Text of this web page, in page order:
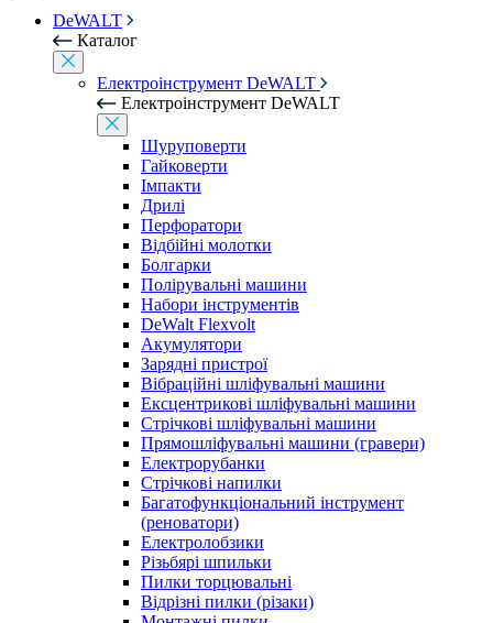
DeWALT
Каталог
Електроінструмент DeWALT
Електроінструмент DeWALT
Шуруповерти
Гайковерти
Імпакти
Дрилі
Перфоратори
Відбійні молотки
Болгарки
Полірувальні машини
Набори інструментів
DeWalt Flexvolt
Акумулятори
Зарядні пристрої
Вібраційні шліфувальні машини
Ексцентрикові шліфувальні машини
Стрічкові шліфувальні машини
Прямошліфувальні машини (гравери)
Електрорубанки
Стрічкові напилки
Багатофункціональний інструмент
(реноватори)
Електролобзики
Різьбярі шпильки
Пилки торцювальні
Відрізні пилки (різаки)